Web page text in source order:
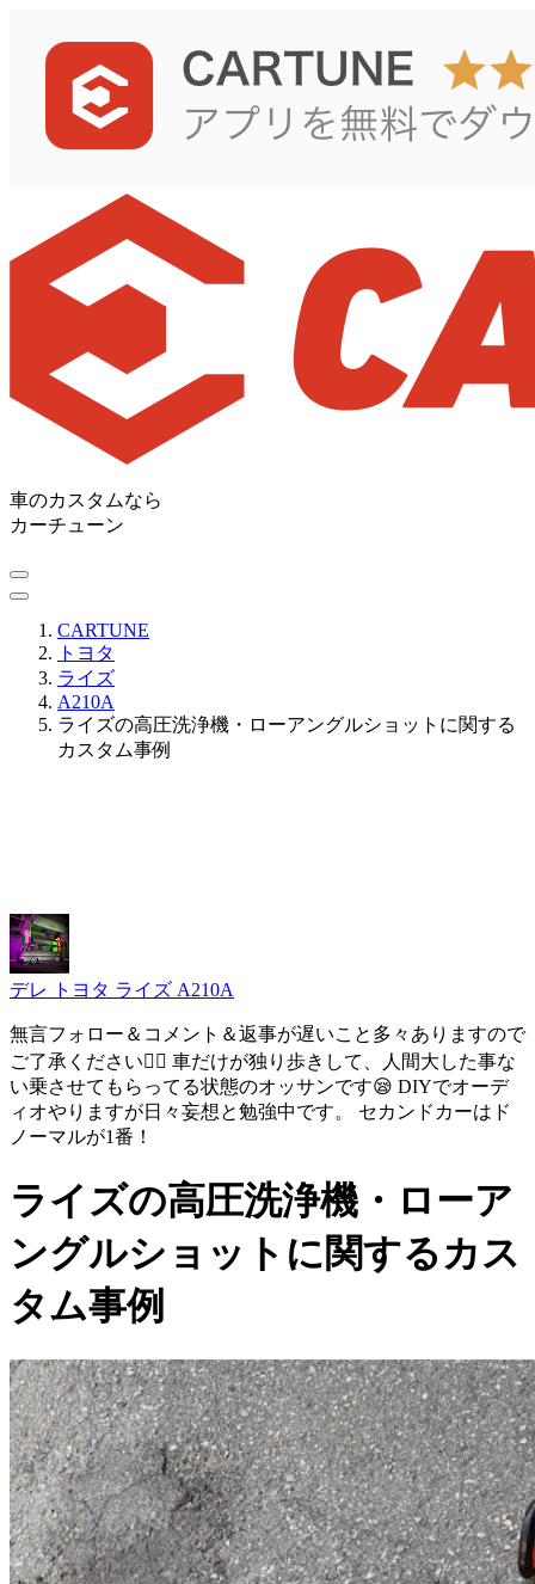
車のカスタムなら
カーチューン
CARTUNE
トヨタ
ライズ
A210A
ライズの高圧洗浄機・ローアングルショットに関する
カスタム事例
デレ トヨタ ライズ A210A
無言フォロー＆コメント＆返事が遅いこと多々ありますので
ご了承ください🙇‍♂️ 車だけが独り歩きして、人間大した事な
い乗させてもらってる状態のオッサンです😪 DIYでオーデ
ィオやりますが日々妄想と勉強中です。 セカンドカーはド
ノーマルが1番！
ライズの高圧洗浄機・ローア
ングルショットに関するカス
タム事例